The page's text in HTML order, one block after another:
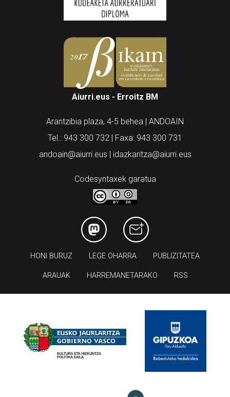
Aiurri.eus - Erroitz BM
Arantzibia plaza, 4-5 behea | ANDOAIN
Tel.: 943 300 732 | Faxa: 943 300 731
andoain@aiurri.eus | idazkaritza@aiurri.eus
Codesyntaxek garatua
HONI BURUZ LEGE OHARRA PUBLIZITATEA
ARAUAK HARREMANETARAKO RSS